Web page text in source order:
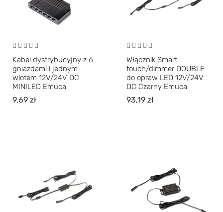
Kabel dystrybucyjny z 6
gniazdami i jednym
wlotem 12V/24V DC
MINILED Emuca
9,69 zł
Włącznik Smart
touch/dimmer DOUBLE
do opraw LED 12V/24V
DC Czarny Emuca
93,19 zł